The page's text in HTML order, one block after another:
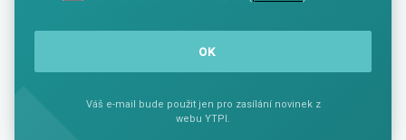
Váš e-mail bude použit jen pro zasílání novinek z
webu YTPI.